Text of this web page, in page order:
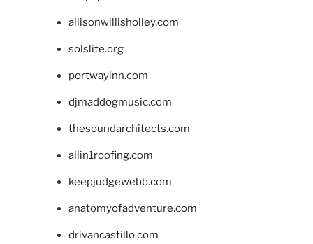
allisonwillisholley.com
solslite.org
portwayinn.com
djmaddogmusic.com
thesoundarchitects.com
allin1roofing.com
keepjudgewebb.com
anatomyofadventure.com
drivancastillo.com